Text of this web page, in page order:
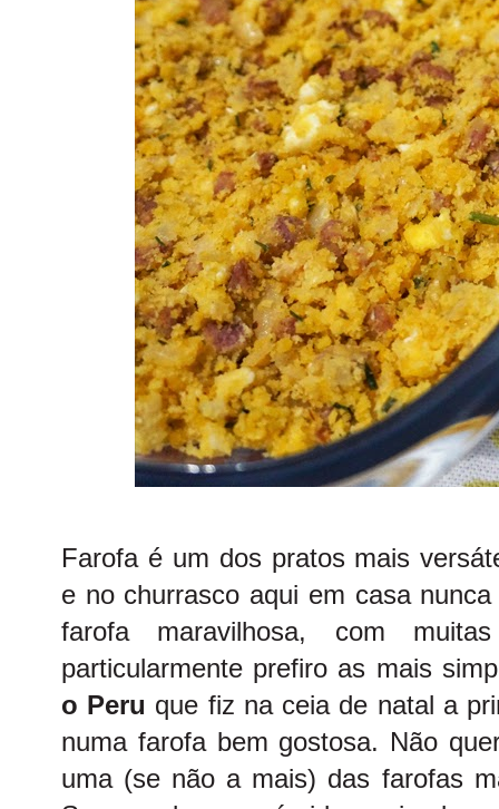
Farofa é um dos pratos mais
e no churrasco aqui em casa
farofa maravilhosa, com
particularmente prefiro as mais
o Peru que fiz na ceia de natal a
numa farofa bem gostosa. Não
uma (se não a mais) das farofas